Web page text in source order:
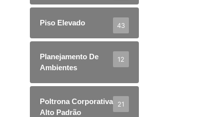
Piso Elevado 43
Planejamento De
Ambientes
12
Poltrona Corporativa
Alto Padrão
21